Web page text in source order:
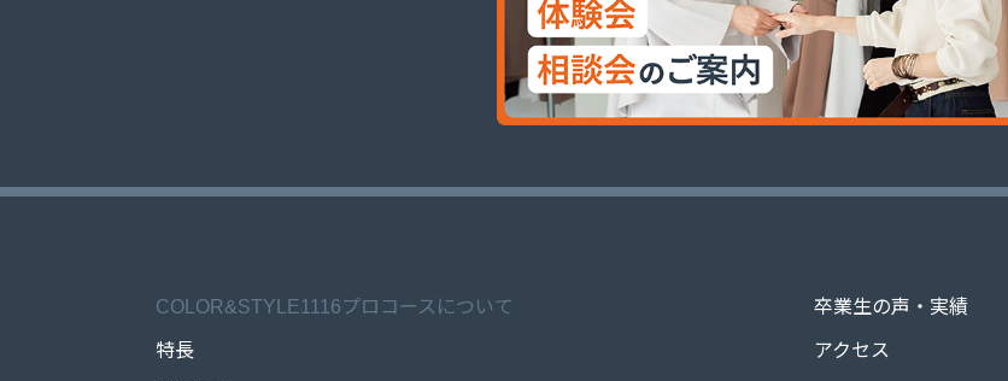
COLOR&STYLE1116プロコースについて
特長
卒業生の声・実績
アクセス